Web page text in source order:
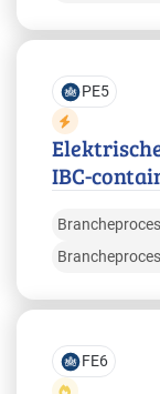
IBC-
PE5
FE6